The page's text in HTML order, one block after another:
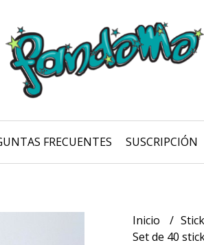
FRECUENTES SUSCRIPCIÓN
Inicio
Set de 40